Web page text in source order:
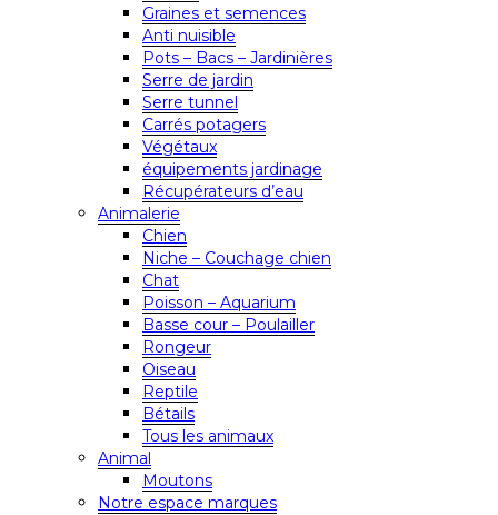
Graines et semences
Anti nuisible
Pots – Bacs – Jardinières
Serre de jardin
Serre tunnel
Carrés potagers
Végétaux
équipements jardinage
Récupérateurs d’eau
Animalerie
Chien
Niche – Couchage chien
Chat
Poisson – Aquarium
Basse cour – Poulailler
Rongeur
Oiseau
Reptile
Bétails
Tous les animaux
Animal
Moutons
Notre espace marques